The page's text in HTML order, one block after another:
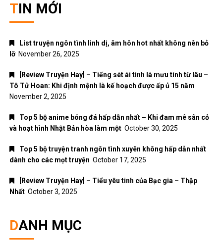
TIN MỚI
List truyện ngôn tình linh dị, âm hôn hot nhất không nên bỏ
lỡ November 26, 2025
[Review Truyện Hay] – Tiếng sét ái tình là mưu tính từ lâu –
Tô Tử Hoan: Khi định mệnh là kế hoạch được ấp ủ 15 năm
November 2, 2025
Top 5 bộ anime bóng đá hấp dẫn nhất – Khi đam mê sân cỏ
và hoạt hình Nhật Bản hòa làm một October 30, 2025
Top 5 bộ truyện tranh ngôn tình xuyên không hấp dẫn nhất
dành cho các mọt truyện October 17, 2025
[Review Truyện Hay] – Tiểu yêu tinh của Bạc gia – Thập
Nhất October 3, 2025
DANH MỤC